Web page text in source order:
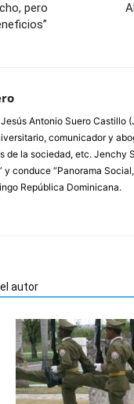
pero
Antonio Suero Castillo
comunicador y
de la sociedad, etc. Jenchy
y conduce “Panorama
República Dominicana.
autor